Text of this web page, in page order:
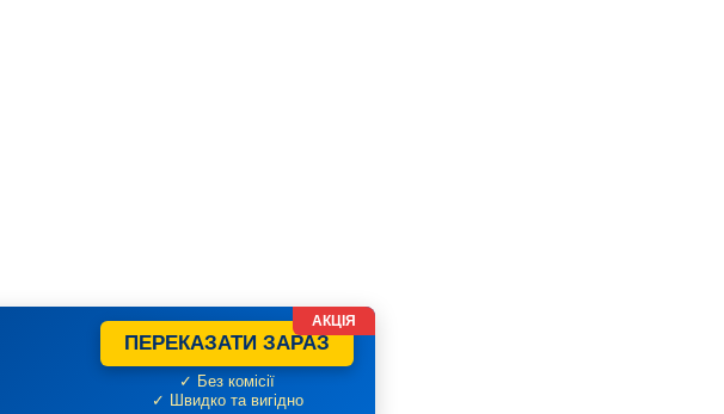
ПЕРЕКАЗАТИ ЗАРАЗ
✓ Без комісії
✓ Швидко та вигідно
АКЦІЯ